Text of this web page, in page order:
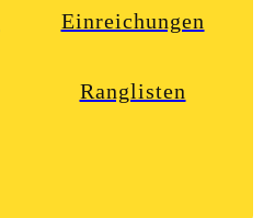
Einreichungen
Ranglisten